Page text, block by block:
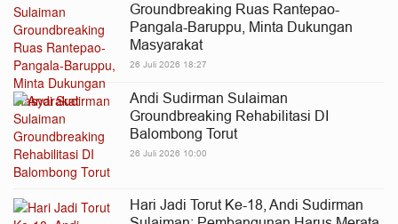
Groundbreaking Ruas Rantepao-
Pangala-Baruppu, Minta Dukungan
Masyarakat
26 Juli 2026 18:27
Andi Sudirman Sulaiman
Groundbreaking Rehabilitasi DI
Balombong Torut
26 Juli 2026 10:00
Hari Jadi Torut Ke-18, Andi Sudirman